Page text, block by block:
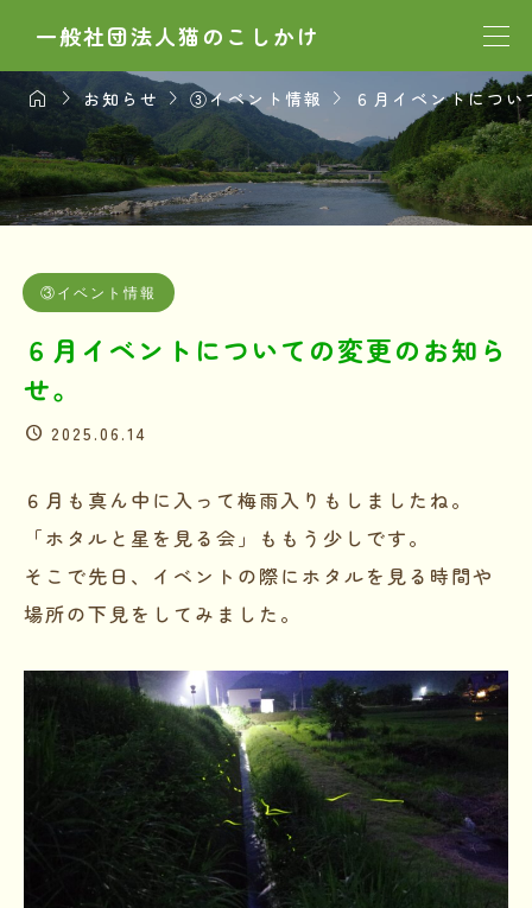
一般社団法人猫のこしかけ
 お知らせ ③イベント情報  ６月イベントにつ
③イベント情報
６月イベントについての変更のお知ら
せ。
2025.06.14
６月も真ん中に入って梅雨入りもしましたね。
「ホタルと星を見る会」ももう少しです。
そこで先日、イベントの際にホタルを見る時間や
場所の下見をしてみました。